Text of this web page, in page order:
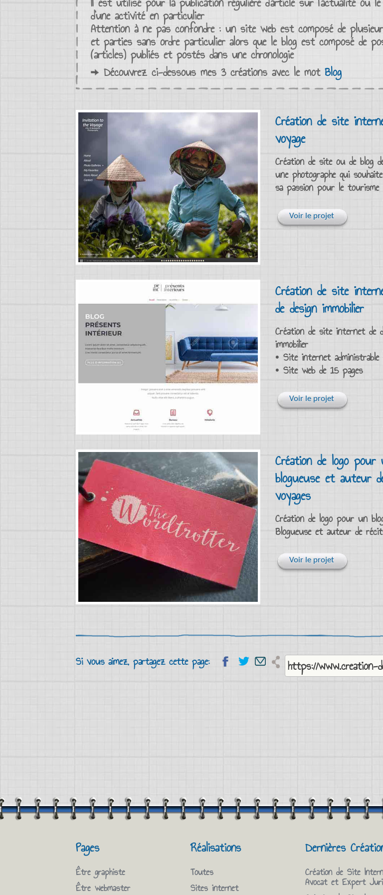
d’une activité en particulier
Attention à ne pas confondre : un site web est composé de
et parties sansordreparticulier alors que le blog est composé de
(articles) publiés et postés dans une chronologie
Découvrez ci-dessous mes 3 créations avec le mot Blog
Création de site
voyage
Création de site ou de blog
une photographe qui
sa passion pour le tourisme
Voir le projet
Création de site
de design immobilier
Création de site internet de
immobilier
• Site internet
• Site web de 15 pages
Voir le projet
Création de logo pour
blogueuse et auteur
voyages
Création de logo pour un
Blogueuse et auteur de
Voir le projet
Si vous aimez, partagez cette page:
Pages
Être graphiste
Être webmaster
Réalisations
Toutes
Sites internet
Dernières
Création de Site
Avocat et Expert